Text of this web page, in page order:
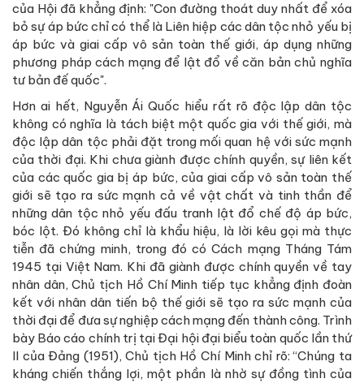
của Hội đã khẳng định: "Con đường thoát duy nhất để xóa
bỏ sự áp bức chỉ có thể là Liên hiệp các dân tộc nhỏ yếu bị
áp bức và giai cấp vô sản toàn thế giới, áp dụng những
phương pháp cách mạng để lật đổ về căn bản chủ nghĩa
tư bản đế quốc".
Hơn ai hết, Nguyễn Ái Quốc hiểu rất rõ độc lập dân tộc
không có nghĩa là tách biệt một quốc gia với thế giới, mà
độc lập dân tộc phải đặt trong mối quan hệ với sức mạnh
của thời đại. Khi chưa giành được chính quyền, sự liên kết
của các quốc gia bị áp bức, của giai cấp vô sản toàn thế
giới sẽ tạo ra sức mạnh cả về vật chất và tinh thần để
những dân tộc nhỏ yếu đấu tranh lật đổ chế độ áp bức,
bóc lột. Đó không chỉ là khẩu hiệu, là lời kêu gọi mà thực
tiễn đã chứng minh, trong đó có Cách mạng Tháng Tám
1945 tại Việt Nam. Khi đã giành được chính quyền về tay
nhân dân, Chủ tịch Hồ Chí Minh tiếp tục khẳng định đoàn
kết với nhân dân tiến bộ thế giới sẽ tạo ra sức mạnh của
thời đại để đưa sự nghiệp cách mạng đến thành công. Trình
bày Báo cáo chính trị tại Đại hội đại biểu toàn quốc lần thứ
II của Đảng (1951), Chủ tịch Hồ Chí Minh chỉ rõ: “Chúng ta
kháng chiến thắng lợi, một phần là nhờ sự đồng tình của